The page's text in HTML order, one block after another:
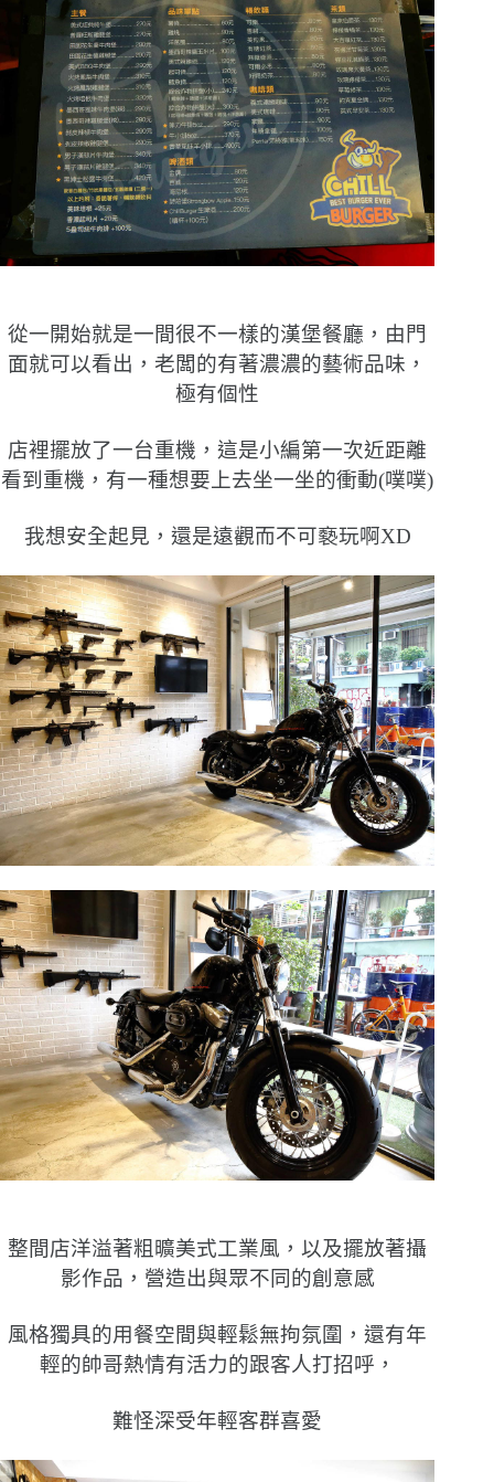
從一開始就是一間很不一樣的漢堡餐廳，由門
面就可以看出，老闆的有著濃濃的藝術品味，
極有個性
店裡擺放了一台重機，這是小編第一次近距離
看到重機，有一種想要上去坐一坐的衝動(噗噗)
我想安全起見，還是遠觀而不可褻玩啊XD
整間店洋溢著粗曠美式工業風，以及擺放著攝
影作品，營造出與眾不同的創意感
風格獨具的用餐空間與輕鬆無拘氛圍，還有年
輕的帥哥熱情有活力的跟客人打招呼，
難怪深受年輕客群喜愛